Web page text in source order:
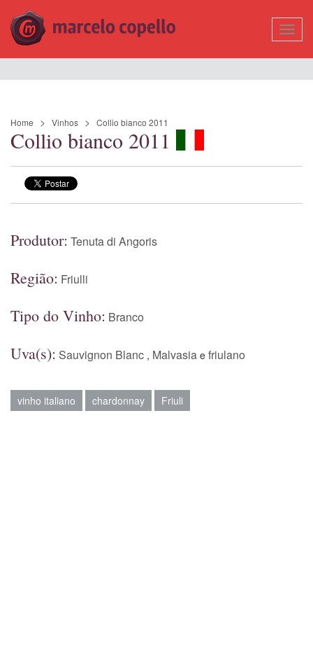
Home Vinhos Collio bianco 2011
Collio bianco 2011
Produtor: Tenuta di Angoris
Região: Friulli
Tipo do Vinho: Branco
Uva(s): Sauvignon Blanc , Malvasia e friulano
vinho italiano chardonnay Friuli